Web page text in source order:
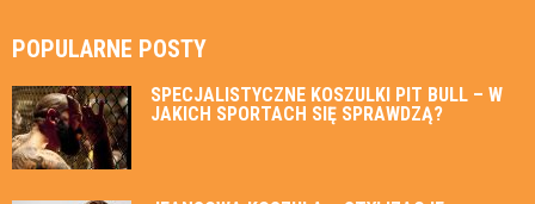
POPULARNE POSTY
SPECJALISTYCZNE KOSZULKI PIT BULL – W
JAKICH SPORTACH SIĘ SPRAWDZĄ?